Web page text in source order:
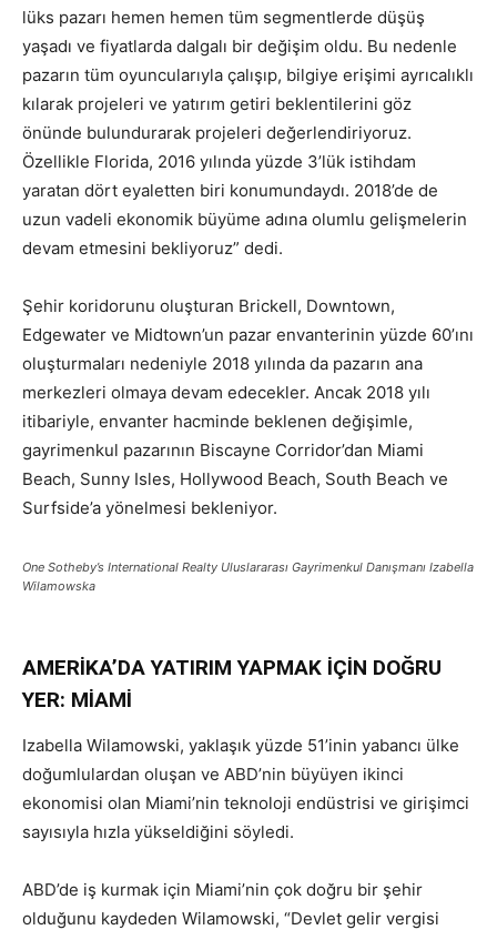
lüks pazarı hemen hemen tüm segmentlerde düşüş
yaşadı ve fiyatlarda dalgalı bir değişim oldu. Bu nedenle
pazarın tüm oyuncularıyla çalışıp, bilgiye erişimi ayrıcalıklı
kılarak projeleri ve yatırım getiri beklentilerini göz
önünde bulundurarak projeleri değerlendiriyoruz.
Özellikle Florida, 2016 yılında yüzde 3’lük istihdam
yaratan dört eyaletten biri konumundaydı. 2018’de de
uzun vadeli ekonomik büyüme adına olumlu gelişmelerin
devam etmesini bekliyoruz” dedi.
Şehir koridorunu oluşturan Brickell, Downtown,
Edgewater ve Midtown’un pazar envanterinin yüzde 60’ını
oluşturmaları nedeniyle 2018 yılında da pazarın ana
merkezleri olmaya devam edecekler. Ancak 2018 yılı
itibariyle, envanter hacminde beklenen değişimle,
gayrimenkul pazarının Biscayne Corridor’dan Miami
Beach, Sunny Isles, Hollywood Beach, South Beach ve
Surfside’a yönelmesi bekleniyor.
One Sotheby’s International Realty Uluslararası Gayrimenkul Danışmanı Izabella
Wilamowska
AMERİKA’DA YATIRIM YAPMAK İÇİN DOĞRU
YER: MİAMİ
Izabella Wilamowski, yaklaşık yüzde 51’inin yabancı ülke
doğumlulardan oluşan ve ABD’nin büyüyen ikinci
ekonomisi olan Miami’nin teknoloji endüstrisi ve girişimci
sayısıyla hızla yükseldiğini söyledi.
ABD’de iş kurmak için Miami’nin çok doğru bir şehir
olduğunu kaydeden Wilamowski, “Devlet gelir vergisi